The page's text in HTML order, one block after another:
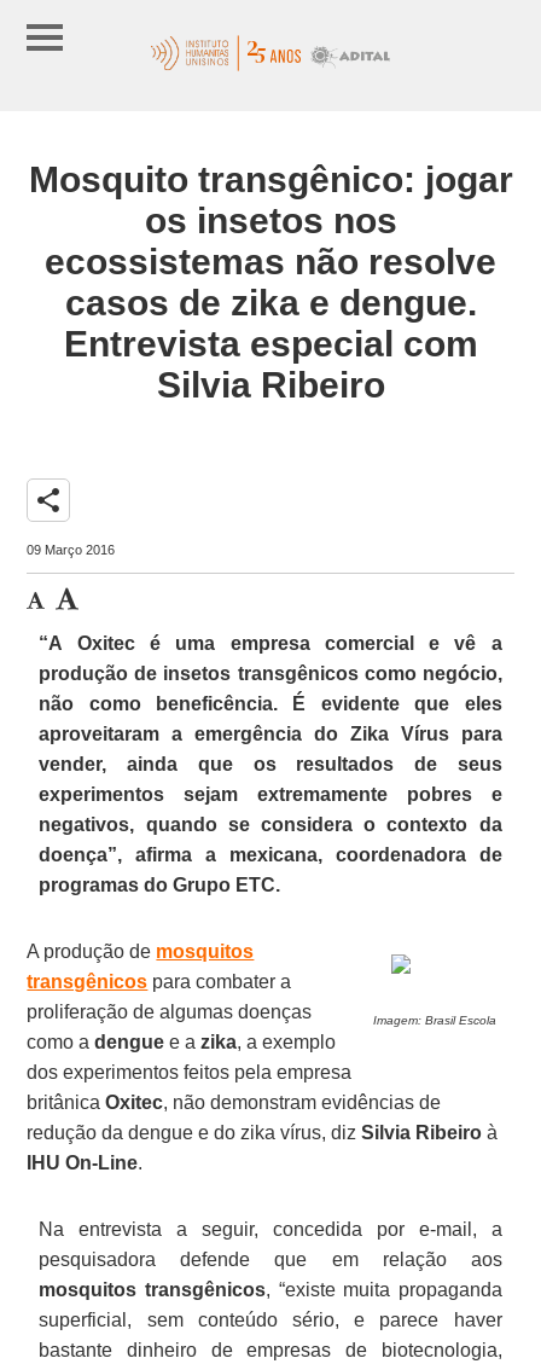
Mosquito transgênico: jogar
os insetos nos
ecossistemas não resolve
casos de zika e dengue.
Entrevista especial com
Silvia Ribeiro
share
09 Março 2016
“A Oxitec é uma empresa comercial e vê a
produção de insetos transgênicos como negócio,
não como beneficência. É evidente que eles
aproveitaram a emergência do Zika Vírus para
vender, ainda que os resultados de seus
experimentos sejam extremamente pobres e
negativos, quando se considera o contexto da
doença”, afirma a mexicana, coordenadora de
programas do Grupo ETC.
Imagem: Brasil Escola
A produção de mosquitos
transgênicos para combater a
proliferação de algumas doenças
como adengue e azika, a exemplo
dos experimentos feitos pela empresa
britânicaOxitec, não demonstram evidências de
redução da dengue e do zika vírus, dizSilvia Ribeiro à
IHU On-Line.
Na entrevista a seguir, concedida por e-mail, a
pesquisadora defende que em relação aos
mosquitos transgênicos, “existe muita propaganda
superficial, sem conteúdo sério, e parece haver
bastante dinheiro de empresas de biotecnologia,